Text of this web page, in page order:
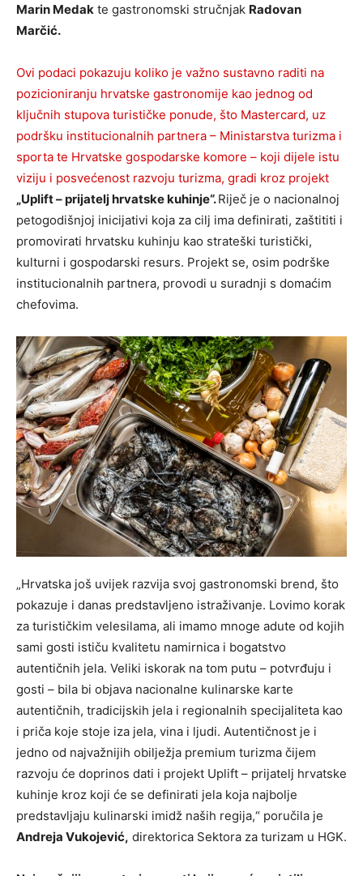
Marin Medak te gastronomski stručnjak Radovan
Marčić.
Ovi podaci pokazuju koliko je važno sustavno raditi na
pozicioniranju hrvatske gastronomije kao jednog od
ključnih stupova turističke ponude, što Mastercard, uz
podršku institucionalnih partnera – Ministarstva turizma i
sporta te Hrvatske gospodarske komore – koji dijele istu
viziju i posvećenost razvoju turizma, gradi kroz projekt
„Uplift – prijatelj hrvatske kuhinje“.Riječ je o nacionalnoj
petogodišnjoj inicijativi koja za cilj ima definirati, zaštititi i
promovirati hrvatsku kuhinju kao strateški turistički,
kulturni i gospodarski resurs. Projekt se, osim podrške
institucionalnih partnera, provodi u suradnji s domaćim
chefovima.
„Hrvatska još uvijek razvija svoj gastronomski brend, što
pokazuje i danas predstavljeno istraživanje. Lovimo korak
za turističkim velesilama, ali imamo mnoge adute od kojih
sami gosti ističu kvalitetu namirnica i bogatstvo
autentičnih jela. Veliki iskorak na tom putu – potvrđuju i
gosti – bila bi objava nacionalne kulinarske karte
autentičnih, tradicijskih jela i regionalnih specijaliteta kao
i priča koje stoje iza jela, vina i ljudi. Autentičnost je i
jedno od najvažnijih obilježja premium turizma čijem
razvoju će doprinos dati i projekt Uplift – prijatelj hrvatske
kuhinje kroz koji će se definirati jela koja najbolje
predstavljaju kulinarski imidž naših regija,“ poručila je
Andreja Vukojević, direktorica Sektora za turizam u HGK.